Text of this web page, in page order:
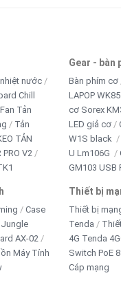
nước
Chill
Fan Tản
Tản
TẢN
V2
Case
AX-02
Máy Tính
Gear - bàn
Bàn phím cơ
LAPOP WK85
cơ Sorex
LED giả cơ
W1S black
U Lm106G
GM103 USB
Thiết bị
Thiết bị
Tenda
4G Tenda
Switch PoE
Cáp mạng